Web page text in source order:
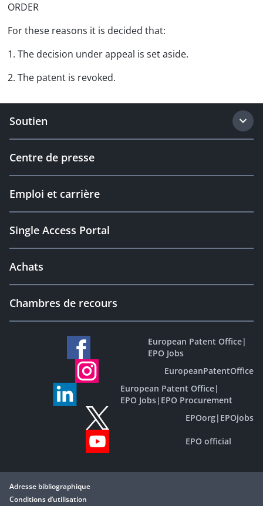
ORDER
For these reasons it is decided that:
1. The decision under appeal is set aside.
2. The patent is revoked.
Soutien
Centre de presse
Emploi et carrière
Single Access Portal
Achats
Chambres de recours
European Patent Office|
EPO Jobs
EuropeanPatentOffice
European Patent Office|
EPO Jobs| EPO Procurement
EPOorg| EPOjobs
EPO official
Adresse bibliographique
Conditions d’utilisation